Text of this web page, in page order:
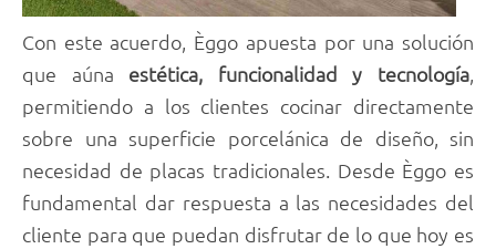
Con este acuerdo, Èggo apuesta por una solución
que aúna estética, funcionalidad y tecnología,
permitiendo a los clientes cocinar directamente
sobre una superficie porcelánica de diseño, sin
necesidad de placas tradicionales. Desde Èggo es
fundamental dar respuesta a las necesidades del
cliente para que puedan disfrutar de lo que hoy es